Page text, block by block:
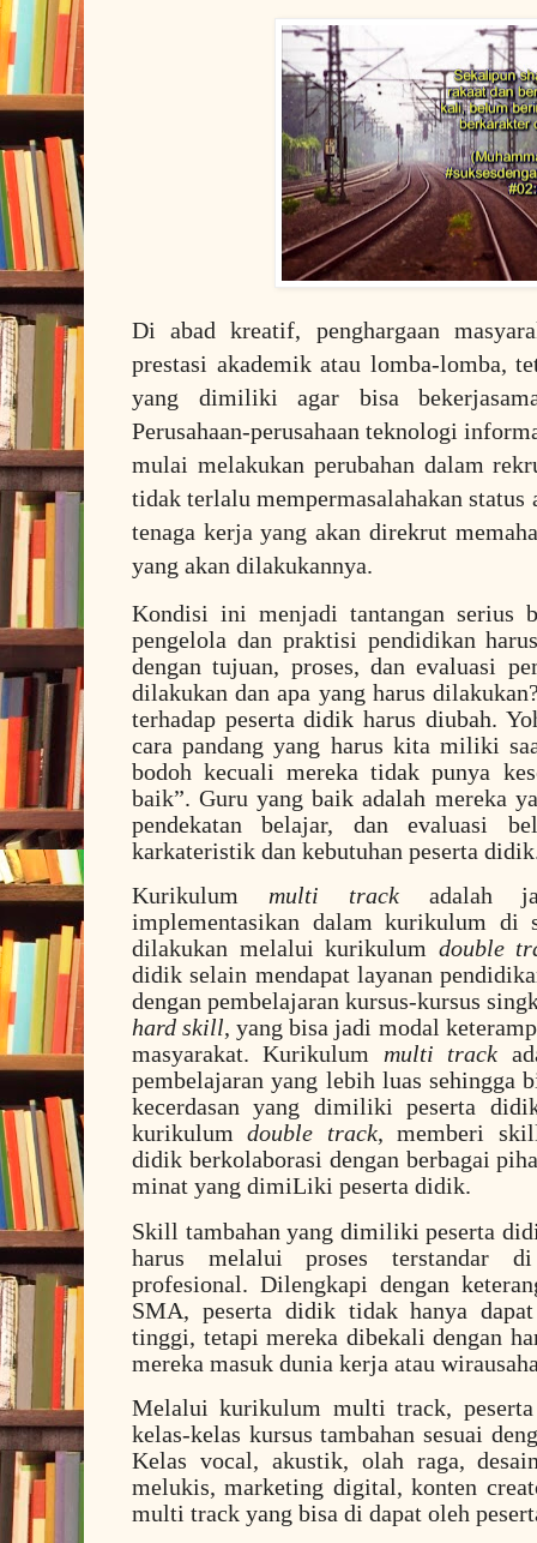
Di abad kreatif, penghargaan
prestasi akademik atau lomba-lomba,
yang dimiliki agar bisa
Perusahaan-perusahaan teknologi
mulai melakukan perubahan dalam
tidak terlalu mempermasalahakan status
tenaga kerja yang akan direkrut
yang akan dilakukannya.
Kondisi ini menjadi tantangan serius
pengelola dan praktisi pendidikan
dengan tujuan, proses, dan evaluasi
dilakukan dan apa yang harus
terhadap peserta didik harus diubah.
cara pandang yang harus kita miliki
bodoh kecuali mereka tidak punya
baik”. Guru yang baik adalah mereka
pendekatan belajar, dan evaluasi
karkateristik dan kebutuhan peserta
Kurikulum multi trackadalah
implementasikan dalam kurikulum di
dilakukan melalui kurikulum double
didik selain mendapat layanan
dengan pembelajaran kursus-kursus
hard skill, yang bisa jadi modal
masyarakat. Kurikulum multi track
pembelajaran yang lebih luas sehingga
kecerdasan yang dimiliki peserta
kurikulumdouble track, memberi
didik berkolaborasi dengan berbagai
minat yang dimiLiki peserta didik.
Skill tambahan yang dimiliki peserta
harus melalui proses terstandar di
profesional. Dilengkapi dengan
SMA, peserta didik tidak hanya
tinggi, tetapi mereka dibekali dengan
mereka masuk dunia kerja atau
Melalui kurikulum multi track,
kelas-kelas kursus tambahan sesuai
Kelas vocal, akustik, olah raga,
melukis, marketing digital, konten
multi track yang bisa di dapat oleh